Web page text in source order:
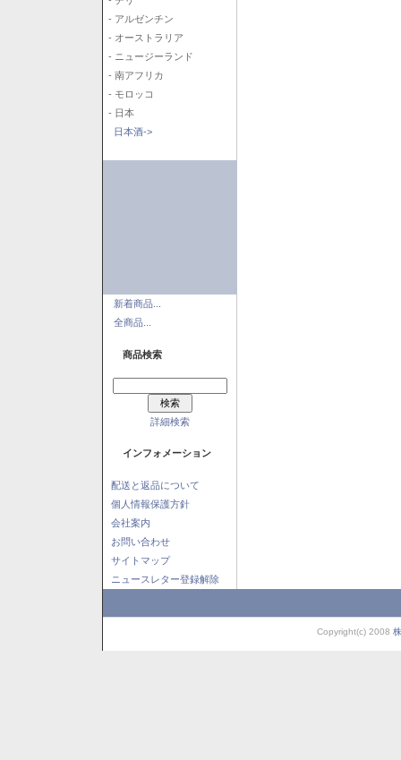
- アルゼンチン
- オーストラリア
- ニュージーランド
- 南アフリカ
- モロッコ
- 日本
日本酒->
新着商品...
全商品...
商品検索
詳細検索
インフォメーション
配送と返品について
個人情報保護方針
会社案内
お問い合わせ
サイトマップ
ニュースレター登録解除
Copyright(c) 2008